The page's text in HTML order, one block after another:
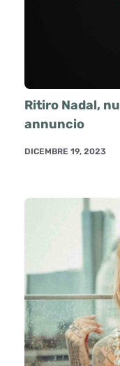
Ritiro Nadal,
annuncio
DICEMBRE 19, 2023